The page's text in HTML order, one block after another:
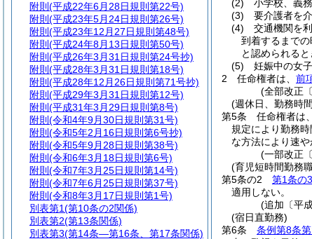
(2)
小学校、義
(3)
要介護者を
(4)
交通機関を
到着するまで
と認められると
(5)
妊娠中の女
2
任命権者は、 前
(全部改正
(週休日、勤務時
第5条
任命権者は、
規定により勤務時
な方法により速
(一部改正
(育児短時間勤務
第5条の2
第1条の3
適用しない。
(追加〔平
(宿日直勤務)
第6条
条例第8条
附則 (平成22年6月28日規則第22号)
附則 (平成23年5月24日規則第26号)
附則 (平成23年12月27日規則第48号)
附則 (平成24年8月13日規則第50号)
附則 (平成26年3月31日規則第24号抄)
附則 (平成28年3月31日規則第18号)
附則 (平成28年12月26日規則第71号抄)
附則 (平成29年3月31日規則第12号)
附則 (平成31年3月29日規則第8号)
附則 (令和4年9月30日規則第31号)
附則 (令和5年2月16日規則第6号抄)
附則 (令和5年9月28日規則第38号)
附則 (令和6年3月18日規則第6号)
附則 (令和7年3月25日規則第14号)
附則 (令和7年6月25日規則第37号)
附則 (令和8年3月17日規則第1号)
別表第1(第10条の2関係)
別表第2(第13条関係)
別表第3(第14条―第16条、第17条関係)